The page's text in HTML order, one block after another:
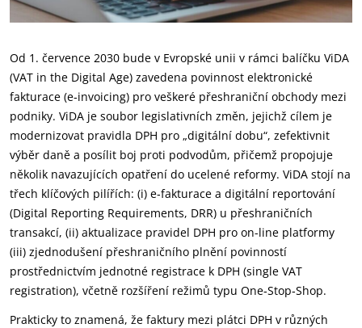
Od 1. července 2030 bude v Evropské unii v rámci balíčku ViDA
(VAT in the Digital Age) zavedena povinnost elektronické
fakturace (e‑invoicing) pro veškeré přeshraniční obchody mezi
podniky. ViDA je soubor legislativních změn, jejichž cílem je
modernizovat pravidla DPH pro „digitální dobu“, zefektivnit
výběr daně a posílit boj proti podvodům, přičemž propojuje
několik navazujících opatření do ucelené reformy. ViDA stojí na
třech klíčových pilířích: (i) e‑fakturace a digitální reportování
(Digital Reporting Requirements, DRR) u přeshraničních
transakcí, (ii) aktualizace pravidel DPH pro on-line platformy
(iii) zjednodušení přeshraničního plnění povinností
prostřednictvím jednotné registrace k DPH (single VAT
registration), včetně rozšíření režimů typu One‑Stop‑Shop.
Prakticky to znamená, že faktury mezi plátci DPH v různých